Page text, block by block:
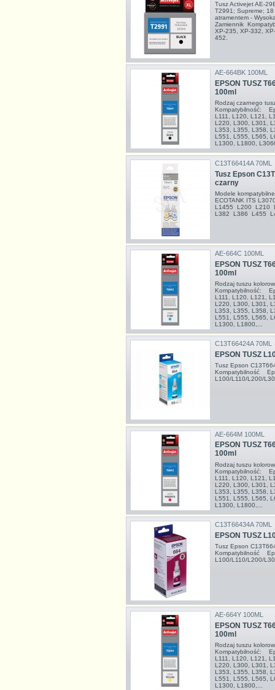
Tusz Activejet AE-
T2991; Supreme;
atramentem -
Zamiennik
XP-235, XP-332,
452.
AE-664BK 100ML
EPSON TUSZ
100ml
Rodzaj czarnego
Kompatybilność:
L111, L120, L121,
L220, L300, L301,
L353, L355, L358,
L551, L555, L565,
L1300, L1800,
C13T66414A 70ML
Tusz Epson
czarny
Modele
ECOTANK ITS
L1455 L200 L210
L382 L386 L455
AE-664C 100ML
EPSON TUSZ
100ml
Rodzaj tuszu
Kompatybilność:
L111, L120, L121,
L220, L300, L301,
L353, L355, L358,
L551, L555, L565,
L1300, L1800,...
C13T66424A 70ML
EPSON TUSZ
Tusz Epson
Kompatybilność
L100/L110/L200/
AE-664M 100ML
EPSON TUSZ
100ml
Rodzaj tuszu
Kompatybilność:
L111, L120, L121,
L220, L300, L301,
L353, L355, L358,
L551, L555, L565,
L1300, L1800,...
C13T66434A 70ML
EPSON TUSZ
Tusz Epson
Kompatybilność
L100/L110/L200/
AE-664Y 100ML
EPSON TUSZ
100ml
Rodzaj tuszu
Kompatybilność:
L111, L120, L121,
L220, L300, L301,
L353, L355, L358,
L551, L555, L565,
L1300, L1800,...